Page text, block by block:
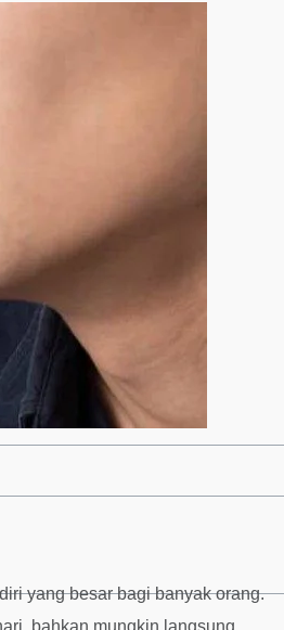
yang besar bagi banyak orang.
bahkan mungkin langsung